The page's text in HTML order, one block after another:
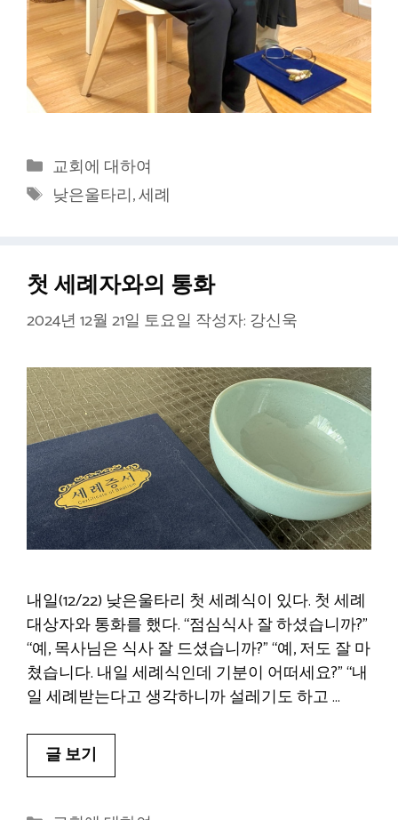
카
테
고
교회에 대하여
태
낮은울타리,세례
첫 세례자와의 통화
2024년 12월 21일 토요일 작성자: 강신욱
내일(12/22) 낮은울타리 첫 세례식이 있다. 첫 세례
대상자와 통화를 했다. “점심식사 잘 하셨습니까?”
“예, 목사님은 식사 잘 드셨습니까?” “예, 저도 잘 마
쳤습니다. 내일 세례식인데 기분이 어떠세요?” “내
일 세례받는다고 생각하니까 설레기도 하고 …
글 보기